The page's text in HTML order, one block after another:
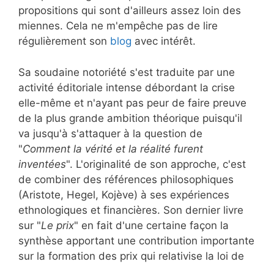
propositions qui sont d'ailleurs assez loin des
miennes. Cela ne m'empêche pas de lire
régulièrement son blog avec intérêt.
Sa soudaine notoriété s'est traduite par une
activité éditoriale intense débordant la crise
elle-même et n'ayant pas peur de faire preuve
de la plus grande ambition théorique puisqu'il
va jusqu'à s'attaquer à la question de
"Comment la vérité et la réalité furent
inventées". L'originalité de son approche, c'est
de combiner des références philosophiques
(Aristote, Hegel, Kojève) à ses expériences
ethnologiques et financières. Son dernier livre
sur "Le prix" en fait d'une certaine façon la
synthèse apportant une contribution importante
sur la formation des prix qui relativise la loi de